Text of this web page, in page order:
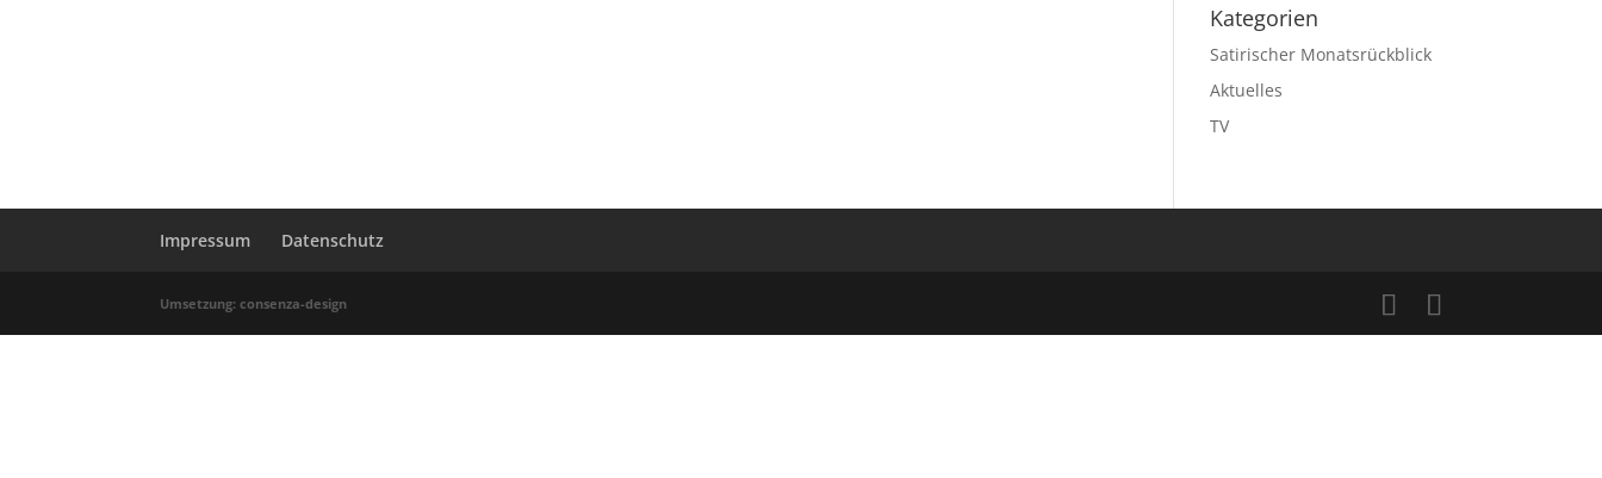
Kategorien
Satirischer Monatsrückblick
Aktuelles
TV
Impressum Datenschutz
Umsetzung: consenza-design